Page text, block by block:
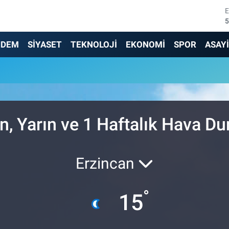
SİYASET TEKNOLOJİ EKONOMİ SPOR
Yarın ve 1 Haftalık Hava
Erzincan
15°